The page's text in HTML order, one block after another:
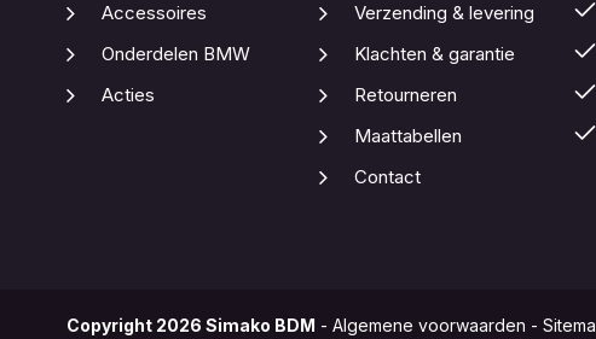
Accessoires
Onderdelen BMW
Acties
Verzending & levering
Klachten & garantie
Retourneren
Maattabellen
Contact
Copyright 2026 Simako BDM - Algemene voorwaarden -